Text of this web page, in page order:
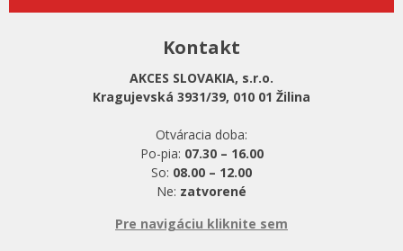
Kontakt
AKCES SLOVAKIA, s.r.o.
Kragujevská 3931/39, 010 01 Žilina
Otváracia doba:
Po-pia: 07.30 – 16.00
So: 08.00 – 12.00
Ne: zatvorené
Pre navigáciu kliknite sem